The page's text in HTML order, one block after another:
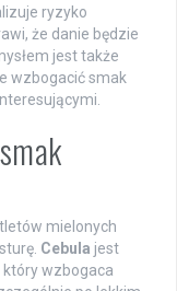
ryzyko
że danie będzie
jest także
wzbogacić smak
mielonych
Cebula jest
wzbogaca